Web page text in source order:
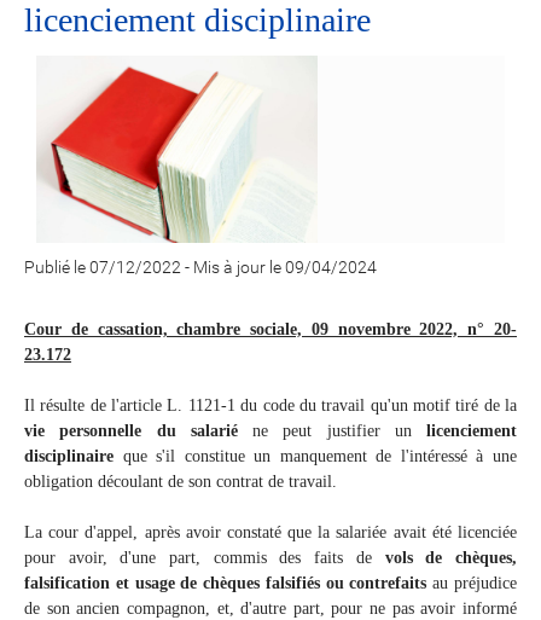
licenciement disciplinaire
Publié le 07/12/2022 - Mis à jour le 09/04/2024
Cour de cassation, chambre sociale, 09 novembre 2022, n° 20-
23.172
Il résulte de l'article L. 1121-1 du code du travail qu'un motif tiré de la
vie personnelle du salariéne peut justifier un licenciement
disciplinaire que s'il constitue un manquement de l'intéressé à une
obligation découlant de son contrat de travail.
La cour d'appel, après avoir constaté que la salariée avait été licenciée
pour avoir, d'une part, commis des faits de vols de chèques,
falsification et usage de chèques falsifiés ou contrefaits au préjudice
de son ancien compagnon, et, d'autre part, pour ne pas avoir informé